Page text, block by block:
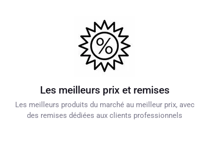
Les meilleurs prix et remises
Les meilleurs produits du marché au meilleur prix, avec
des remises dédiées aux clients professionnels